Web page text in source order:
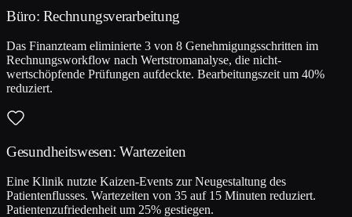
Büro: Rechnungsverarbeitung
Das Finanzteam eliminierte 3 von 8 Genehmigungsschritten im
Rechnungsworkflow nach Wertstromanalyse, die nicht-
wertschöpfende Prüfungen aufdeckte. Bearbeitungszeit um 40%
reduziert.
Gesundheitswesen: Wartezeiten
Eine Klinik nutzte Kaizen-Events zur Neugestaltung des
Patientenflusses. Wartezeiten von 35 auf 15 Minuten reduziert.
Patientenzufriedenheit um 25% gestiegen.